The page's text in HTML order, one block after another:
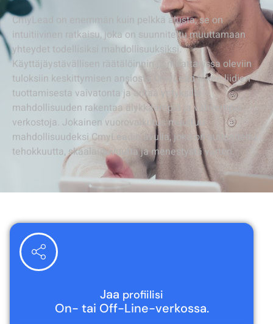
CmyLead on enemmän kuin pelkkä alusta, se on
intuitiivinen ratkaisu, joka on suunniteltu muuttamaan
yhteydet todellisiksi mahdollisuuksiksi.
Käyttäjäystävällisen räätälöinnin ja mitattavissa oleviin
tuloksiin keskittymisen ansiosta CmyLead tekee liidien
tuottamisesta vaivatonta ja antaa yrityksille
mahdollisuuden rakentaa älykkäämpiä ja vahvempia
verkostoja. Jokainen vuorovaikutus muuttuu
mahdollisuudeksi CmyLeadin avulla, joka on suunniteltu
tehokkuutta, skaalautuvuutta ja menestystä varten.
Jaa profiilisi
On- tai Off-Line-verkossa.